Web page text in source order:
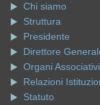
Chi siamo
Struttura
Presidente
Direttore
Organi Associativi
Relazioni
Statuto